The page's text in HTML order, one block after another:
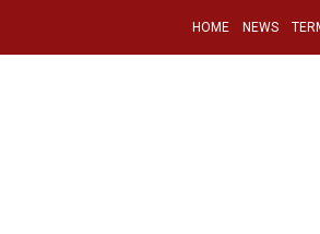
HOME NEWS